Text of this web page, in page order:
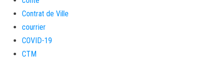
Contrat de Ville
courrier
COVID-19
CTM